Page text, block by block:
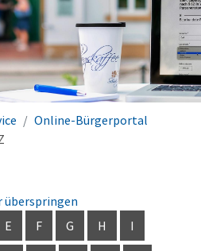
Online-Bürgerportal
überspringen
E F G H I